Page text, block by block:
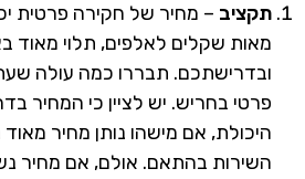
תקציב – מחיר של חקירה פרטית
מאות שקלים לאלפים, תלוי מאוד
ובדרישתכם. תבררו כמה עולה
פרטי בחריש. יש לציין כי המחיר
היכולת, אם מישהו נותן מחיר
השירות בהתאם. אולם, אם מחיר